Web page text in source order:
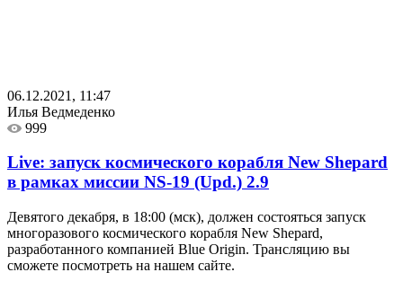
06.12.2021, 11:47
Илья Ведмеденко
999
Live: запуск космического корабля New Shepard
в рамках миссии NS-19 (Upd.) 2.9
Девятого декабря, в 18:00 (мск), должен состояться запуск
многоразового космического корабля New Shepard,
разработанного компанией Blue Origin. Трансляцию вы
сможете посмотреть на нашем сайте.